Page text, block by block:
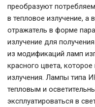
преобразуют
в тепловое излучение, а
отражатель в форме
излучение для
из модификаций ламп
красного цвета,
излучения. Лампы типа
тепловым и
эксплуатироваться в